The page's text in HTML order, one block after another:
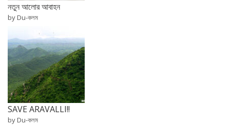
নতুন আলোর আবাহন
by Du-কলম
SAVE ARAVALLI!!
by Du-কলম